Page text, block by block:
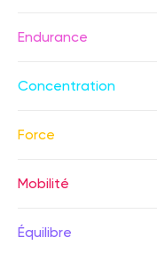
Endurance
Concentration
Force
Mobilité
Équilibre